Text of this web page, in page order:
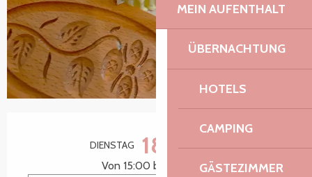
MEIN AUFENTHALT
ÜBERNACHTUNG
HOTELS
CAMPING
GÄSTEZIMMER
Öffnungszeiten & Kontaktdaten
DIENSTAG 18. AUGUST
Von 15:00 bis zu 16:00